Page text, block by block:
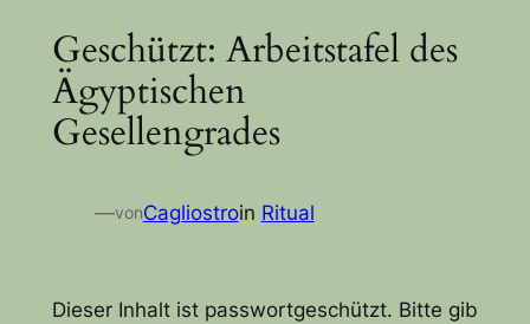
Geschützt: Arbeitstafel des
Ägyptischen
Gesellengrades
—vonCagliostroin Ritual
Dieser Inhalt ist passwortgeschützt. Bitte gib